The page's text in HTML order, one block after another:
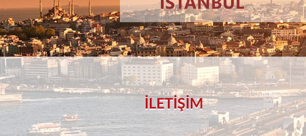
İLETİŞİM